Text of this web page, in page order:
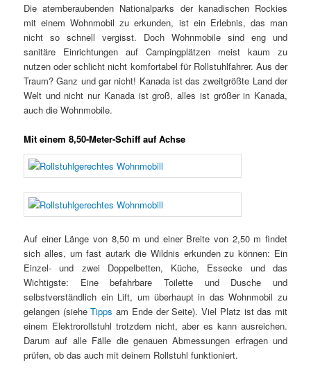
Die atemberaubenden Nationalparks der kanadischen Rockies
mit einem Wohnmobil zu erkunden, ist ein Erlebnis, das man
nicht so schnell vergisst. Doch Wohnmobile sind eng und
sanitäre Einrichtungen auf Campingplätzen meist kaum zu
nutzen oder schlicht nicht komfortabel für Rollstuhlfahrer. Aus der
Traum? Ganz und gar nicht! Kanada ist das zweitgrößte Land der
Welt und nicht nur Kanada ist groß, alles ist größer in Kanada,
auch die Wohnmobile.
Mit einem 8,50-Meter-Schiff auf Achse
Auf einer Länge von 8,50 m und einer Breite von 2,50 m findet
sich alles, um fast autark die Wildnis erkunden zu können: Ein
Einzel- und zwei Doppelbetten, Küche, Essecke und das
Wichtigste: Eine befahrbare Toilette und Dusche und
selbstverständlich ein Lift, um überhaupt in das Wohnmobil zu
gelangen (sieheTipps am Ende der Seite). Viel Platz ist das mit
einem Elektrorollstuhl trotzdem nicht, aber es kann ausreichen.
Darum auf alle Fälle die genauen Abmessungen erfragen und
prüfen, ob das auch mit deinem Rollstuhl funktioniert.